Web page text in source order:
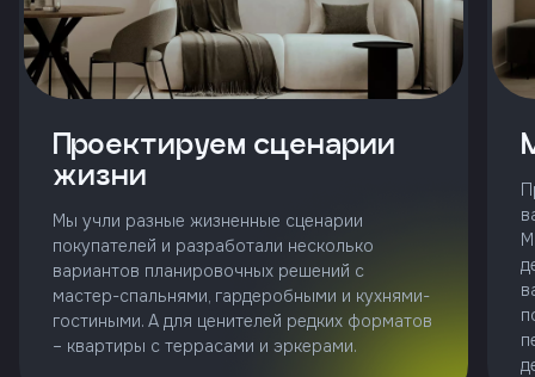
Проектируем сценарии
жизни
Мы учли разные жизненные сценарии
покупателей и разработали несколько
вариантов планировочных решений с
мастер-спальнями, гардеробными и кухнями-
гостиными. А для ценителей редких форматов
– квартиры с террасами и эркерами.
(343)
Заказать
звонок